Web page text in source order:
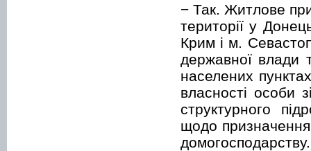
− Так. Житлове
території у
Крим і м.
державної влади
населених
власності особи
структурного
щодо призначення
домогосподарству.